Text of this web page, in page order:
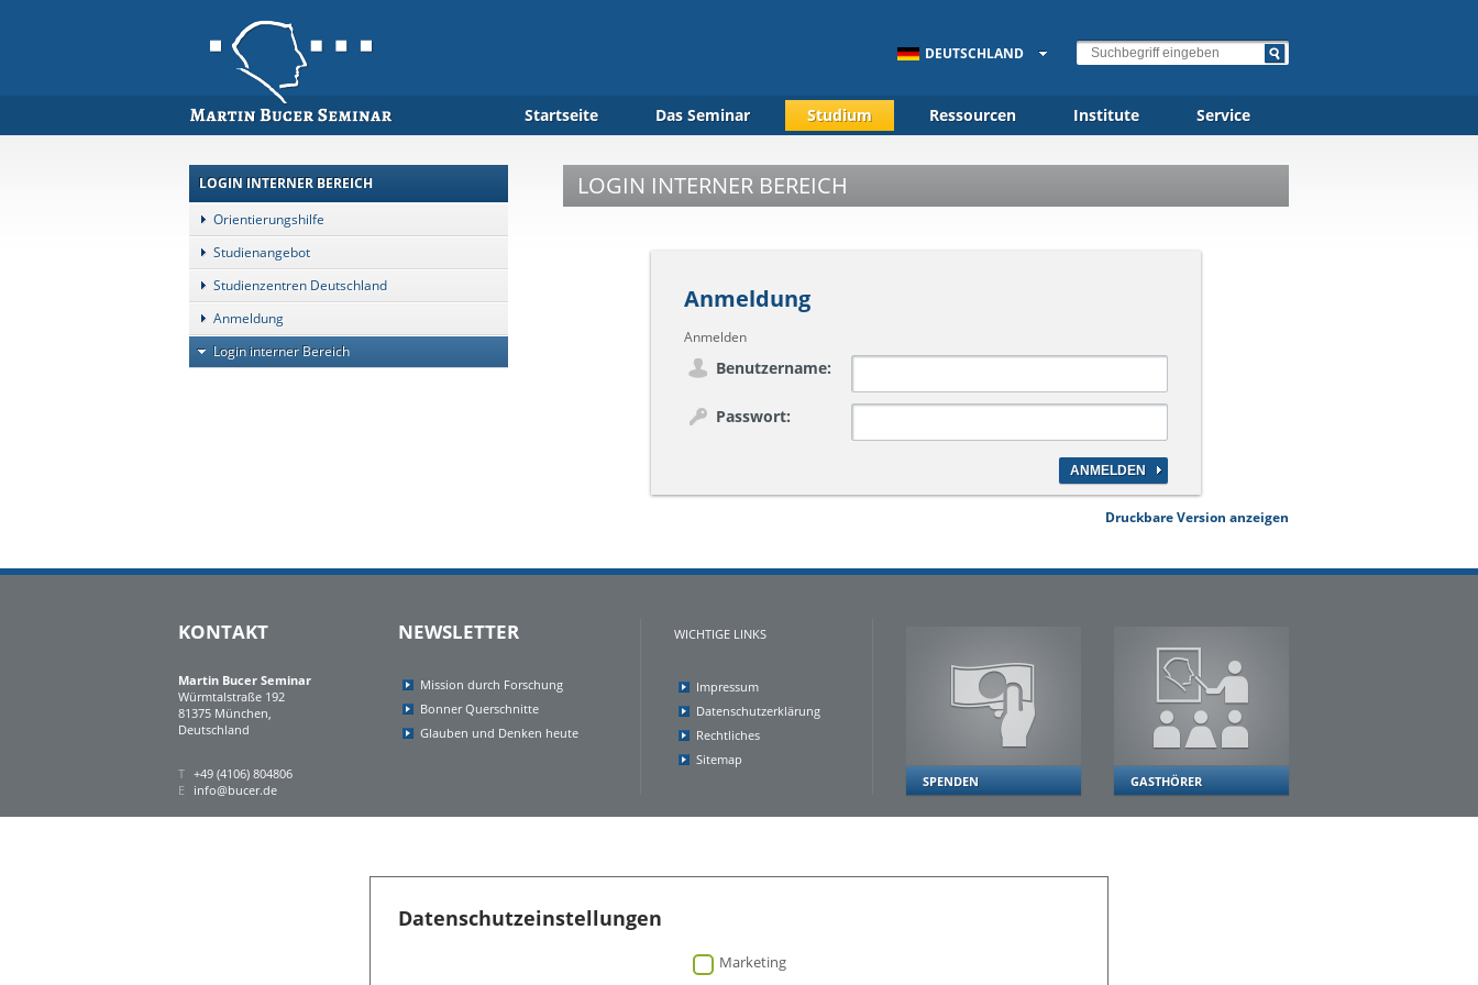
DEUTSCHLAND
Startseite Das Seminar Studium Ressourcen Institute Service
LOGIN INTERNER BEREICH
Orientierungshilfe
Studienangebot
Studienzentren Deutschland
Anmeldung
Login interner Bereich
LOGIN INTERNER BEREICH
Anmeldung
Anmelden
Benutzername:
Passwort:
Druckbare Version anzeigen
KONTAKT
Martin Bucer Seminar
Würmtalstraße 192
81375 München,
Deutschland
T +49 (4106) 804806
E info@bucer.de
NEWSLETTER
Mission durch Forschung
Bonner Querschnitte
Glauben und Denken heute
WICHTIGE LINKS
Impressum
Datenschutzerklärung
Rechtliches
Sitemap
SPENDEN
GASTHÖRER
Datenschutzeinstellungen
Marketing